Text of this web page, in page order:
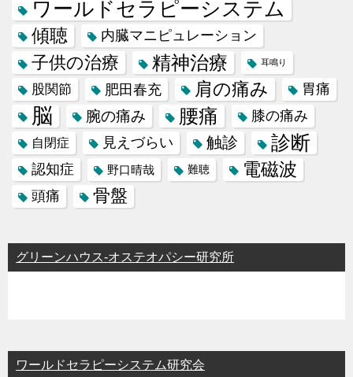
ワールドセラピーシステム
傾聴 内臓マニピュレーション
子供の治療 精神治療 耳鳴り
股関節 肥田春充 肩の痛み 胃痛
脳 腕の痛み 腰痛 膝の痛み
自閉症 見えづらい 触診 診断
認知症 野口晴哉 難聴 電磁波
頭痛 骨盤
グリーンハウス-オステオパシー研究所
ワールドセラピーシステム研究会